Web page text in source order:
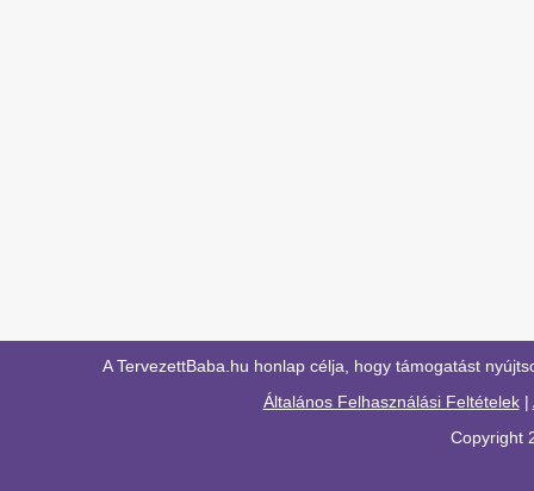
A TervezettBaba.hu honlap célja, hogy támogatást
Általános Felhasználási Feltételek|
Copyright